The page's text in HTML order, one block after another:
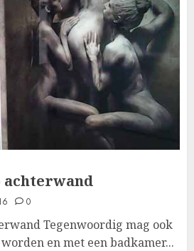
achterwand
0
Tegenwoordig mag ook
en met een badkamer...